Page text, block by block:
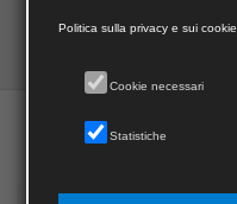
Politica sulla privacy e sui cookie
Cookie necessari
Statistiche